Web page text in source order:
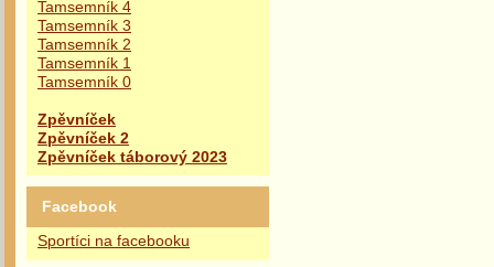
Tamsemník 4
Tamsemník 3
Tamsemník 2
Tamsemník 1
Tamsemník 0
Zpěvníček
Zpěvníček 2
Zpěvníček táborový 2023
Facebook
Sportíci na facebooku